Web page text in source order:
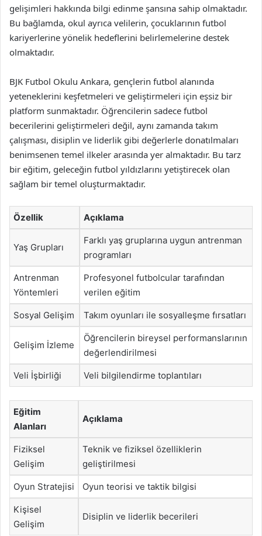
gelişimleri hakkında bilgi edinme şansına sahip olmaktadır.
Bu bağlamda, okul ayrıca velilerin, çocuklarının futbol
kariyerlerine yönelik hedeflerini belirlemelerine destek
olmaktadır.
BJK Futbol Okulu Ankara, gençlerin futbol alanında
yeteneklerini keşfetmeleri ve geliştirmeleri için eşsiz bir
platform sunmaktadır. Öğrencilerin sadece futbol
becerilerini geliştirmeleri değil, aynı zamanda takım
çalışması, disiplin ve liderlik gibi değerlerle donatılmaları
benimsenen temel ilkeler arasında yer almaktadır. Bu tarz
bir eğitim, geleceğin futbol yıldızlarını yetiştirecek olan
sağlam bir temel oluşturmaktadır.
Özellik Açıklama
Yaş Grupları
Farklı yaş gruplarına uygun antrenman
programları
Antrenman
Yöntemleri
Profesyonel futbolcular tarafından
verilen eğitim
Sosyal Gelişim Takım oyunları ile sosyalleşme fırsatları
Gelişim İzleme
Öğrencilerin bireysel performanslarının
değerlendirilmesi
Veli İşbirliği Veli bilgilendirme toplantıları
Eğitim
Alanları
Açıklama
Fiziksel
Gelişim
Teknik ve fiziksel özelliklerin
geliştirilmesi
Oyun Stratejisi Oyun teorisi ve taktik bilgisi
Kişisel
Gelişim
Disiplin ve liderlik becerileri